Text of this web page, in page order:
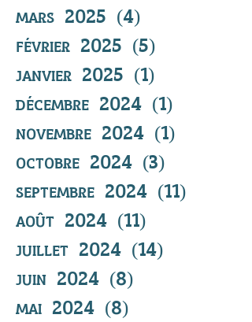
mars 2025 (4)
février 2025 (5)
janvier 2025 (1)
décembre 2024 (1)
novembre 2024 (1)
octobre 2024 (3)
septembre 2024 (11)
août 2024 (11)
juillet 2024 (14)
juin 2024 (8)
mai 2024 (8)